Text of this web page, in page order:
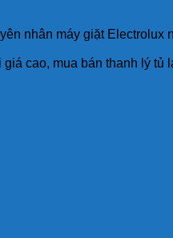
nhân máy giặt Electrolux
cao, mua bán thanh lý tủ